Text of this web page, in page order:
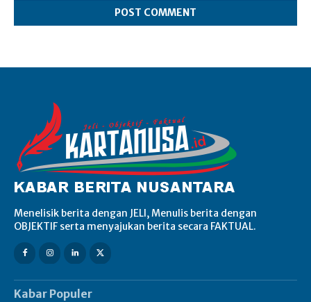
Menelisik berita dengan JELI, Menulis berita dengan
OBJEKTIF serta menyajukan berita secara FAKTUAL.
Kabar Populer